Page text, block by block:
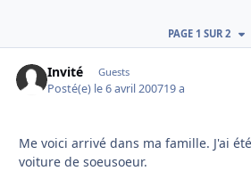
PAGE 1 SUR 2
Invité Guests
Posté(e) le 6 avril 200719 a
Me voici arrivé dans ma famille. J'ai
voiture de soeusoeur.